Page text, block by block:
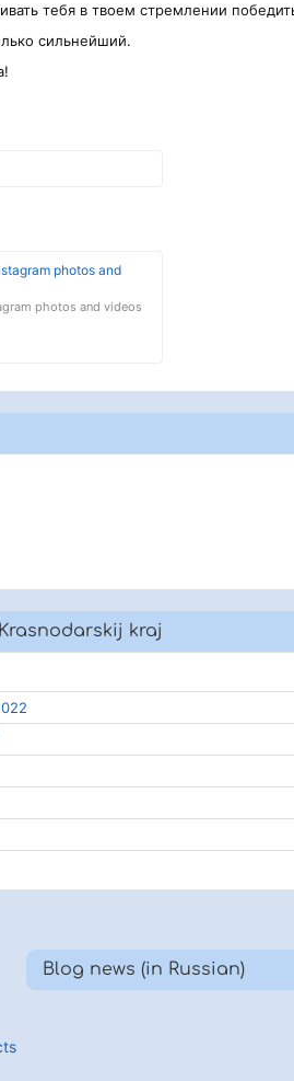
тебя в твоем стремлении
сильнейший.
photos and
photos and videos
kraj
Blog news (in Russian)